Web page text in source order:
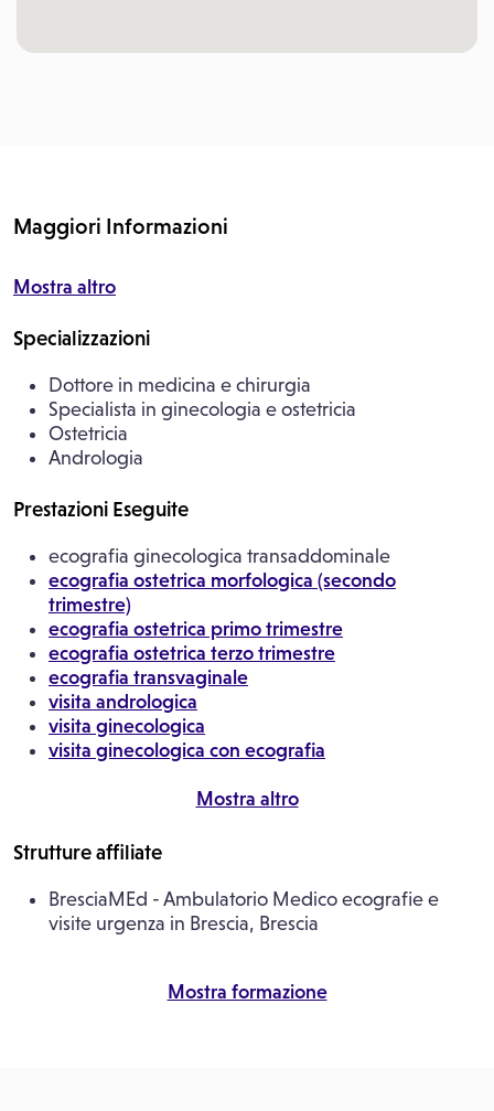
Maggiori Informazioni
Mostra altro
Specializzazioni
Dottore in medicina e chirurgia
Specialista in ginecologia e ostetricia
Ostetricia
Andrologia
Prestazioni Eseguite
ecografia ginecologica transaddominale
ecografia ostetrica morfologica (secondo
trimestre)
ecografia ostetrica primo trimestre
ecografia ostetrica terzo trimestre
ecografia transvaginale
visita andrologica
visita ginecologica
visita ginecologica con ecografia
visita ginecologica di controllo
visita ostetrica con ecografia
visita per sterilità
Mostra altro
Strutture affiliate
BresciaMEd - Ambulatorio Medico ecografie e
visite urgenza in Brescia, Brescia
Mostra formazione